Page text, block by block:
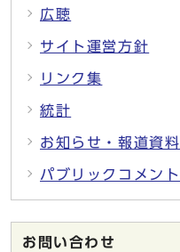
広聴
サイト運営方針
リンク集
統計
お知らせ・報道資料
パブリックコメント
お問い合わせ